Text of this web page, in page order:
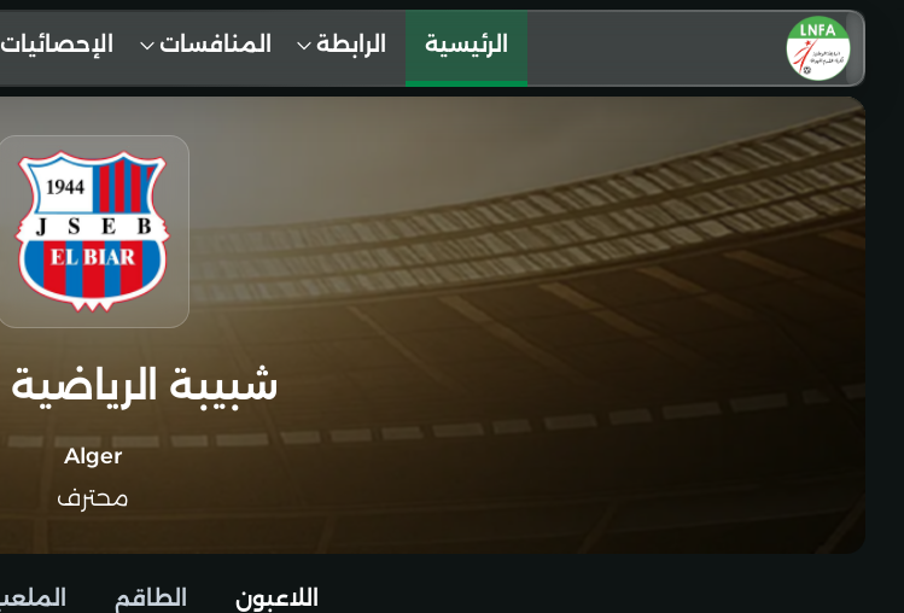
الرئيسية الرابطة المنافسات الإحصائيات
شبيبة الرياضية
Alger
محترف
اللاعبون الطاقم